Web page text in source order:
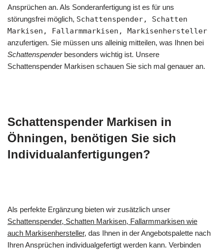
Ansprüchen an. Als Sonderanfertigung ist es für uns
störungsfrei möglich, Schattenspender, Schatten
Markisen, Fallarmmarkisen, Markisenhersteller
anzufertigen. Sie müssen uns alleinig mitteilen, was Ihnen bei
Schattenspenderbesonders wichtig ist. Unsere
Schattenspender Markisen schauen Sie sich mal genauer an.
Schattenspender Markisen in
Öhningen, benötigen Sie sich
Individualanfertigungen?
Als perfekte Ergänzung bieten wir zusätzlich unser
Schattenspender, Schatten Markisen, Fallarmmarkisen wie
auch Markisenhersteller, das Ihnen in der Angebotspalette nach
Ihren Ansprüchen individualgefertigt werden kann. Verbinden